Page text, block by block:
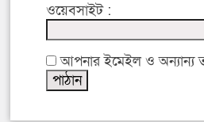
ওয়েবসাইট :
আপনার ইমেইল ও অন্যান্য